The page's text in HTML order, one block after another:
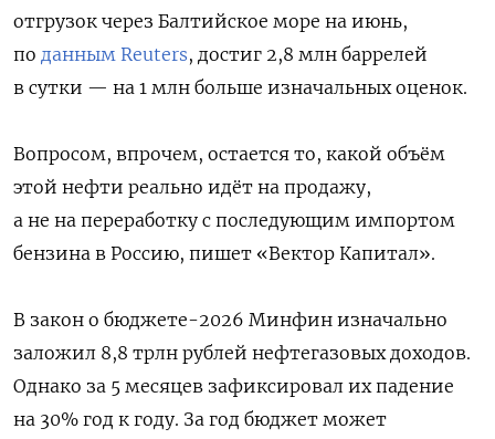
отгрузок через Балтийское море на июнь,
по данным Reuters, достиг 2,8 млн баррелей
в сутки — на 1 млн больше изначальных оценок.
Вопросом, впрочем, остается то, какой объём
этой нефти реально идёт на продажу,
а не на переработку с последующим импортом
бензина в Россию, пишет «Вектор Капитал».
В закон о бюджете-2026 Минфин изначально
заложил 8,8 трлн рублей нефтегазовых доходов.
Однако за 5 месяцев зафиксировал их падение
на 30% год к году. За год бюджет может